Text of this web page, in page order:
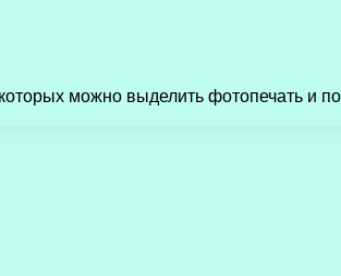
можно выделить фотопечать и